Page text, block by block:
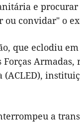
e procurar
ou convidar" o
que eclodiu
Armadas,
(ACLED),
a